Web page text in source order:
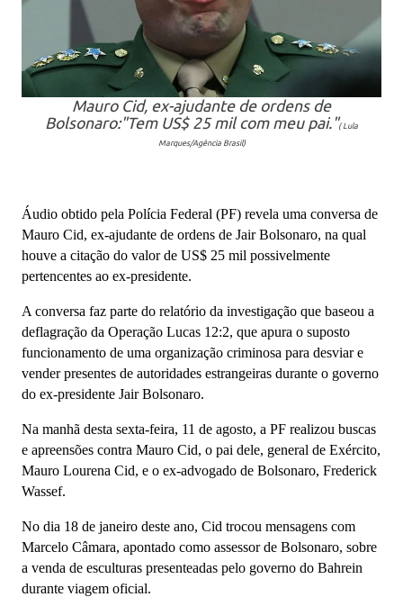
Mauro Cid, ex-ajudante de ordens de
Bolsonaro:"Tem US$ 25 mil com meu pai." ( Lula
Marques/Agência Brasil)
Áudio obtido pela Polícia Federal (PF) revela uma conversa de
Mauro Cid, ex-ajudante de ordens de Jair Bolsonaro, na qual
houve a citação do valor de US$ 25 mil possivelmente
pertencentes ao ex-presidente.
A conversa faz parte do relatório da investigação que baseou a
deflagração da Operação Lucas 12:2, que apura o suposto
funcionamento de uma organização criminosa para desviar e
vender presentes de autoridades estrangeiras durante o governo
do ex-presidente Jair Bolsonaro.
Na manhã desta sexta-feira, 11 de agosto, a PF realizou buscas
e apreensões contra Mauro Cid, o pai dele, general de Exército,
Mauro Lourena Cid, e o ex-advogado de Bolsonaro, Frederick
Wassef.
No dia 18 de janeiro deste ano, Cid trocou mensagens com
Marcelo Câmara, apontado como assessor de Bolsonaro, sobre
a venda de esculturas presenteadas pelo governo do Bahrein
durante viagem oficial.